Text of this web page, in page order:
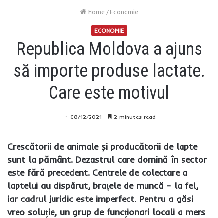
Home / Economie
ECONOMIE
Republica Moldova a ajuns
să importe produse lactate.
Care este motivul
08/12/2021 2 minutes read
Crescătorii de animale și producătorii de lapte
sunt la pământ. Dezastrul care domină în sector
este fără precedent. Centrele de colectare a
laptelui au dispărut, brațele de muncă – la fel,
iar cadrul juridic este imperfect. Pentru a găsi
vreo soluție, un grup de funcționari locali a mers